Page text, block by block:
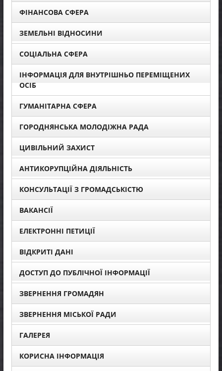
ФІНАНСОВА СФЕРА
ЗЕМЕЛЬНІ ВІДНОСИНИ
СОЦІАЛЬНА СФЕРА
ІНФОРМАЦІЯ ДЛЯ ВНУТРІШНЬО ПЕРЕМІЩЕНИХ
ОСІБ
ГУМАНІТАРНА СФЕРА
ГОРОДНЯНСЬКА МОЛОДІЖНА РАДА
ЦИВІЛЬНИЙ ЗАХИСТ
АНТИКОРУПЦІЙНА ДІЯЛЬНІСТЬ
КОНСУЛЬТАЦІЇ З ГРОМАДСЬКІСТЮ
ВАКАНСІЇ
ЕЛЕКТРОННІ ПЕТИЦІЇ
ВІДКРИТІ ДАНІ
ДОСТУП ДО ПУБЛІЧНОЇ ІНФОРМАЦІЇ
ЗВЕРНЕННЯ ГРОМАДЯН
ЗВЕРНЕННЯ МІСЬКОЇ РАДИ
ГАЛЕРЕЯ
КОРИСНА ІНФОРМАЦІЯ